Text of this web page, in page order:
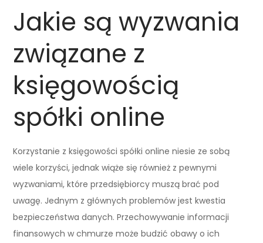
Jakie są wyzwania
związane z
księgowością
spółki online
Korzystanie z księgowości spółki online niesie ze sobą
wiele korzyści, jednak wiąże się również z pewnymi
wyzwaniami, które przedsiębiorcy muszą brać pod
uwagę. Jednym z głównych problemów jest kwestia
bezpieczeństwa danych. Przechowywanie informacji
finansowych w chmurze może budzić obawy o ich